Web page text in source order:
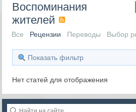
Воспоминания
жителей
Все Рецензии Переводы Выбор
Показать фильтр
Нет статей для отображения